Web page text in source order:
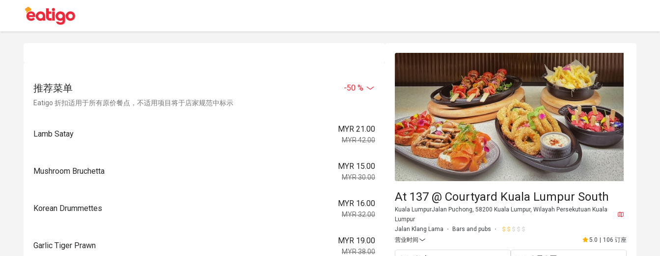
推荐菜单 -50 %
Eatigo 折扣适用于所有原价餐点，不适用项目将于店家规范中标示
Lamb Satay
MYR 21.00
MYR 42.00
Mushroom Bruchetta
MYR 15.00
MYR 30.00
Korean Drummettes
MYR 16.00
MYR 32.00
Garlic Tiger Prawn
MYR 19.00
MYR 38.00
At 137 @ Courtyard Kuala Lumpur South
Kuala LumpurJalan Puchong, 58200 Kuala Lumpur, Wilayah Persekutuan Kuala
Lumpur
Jalan Klang Lama
Bars and pubs
营业时间
5.0 106 订座